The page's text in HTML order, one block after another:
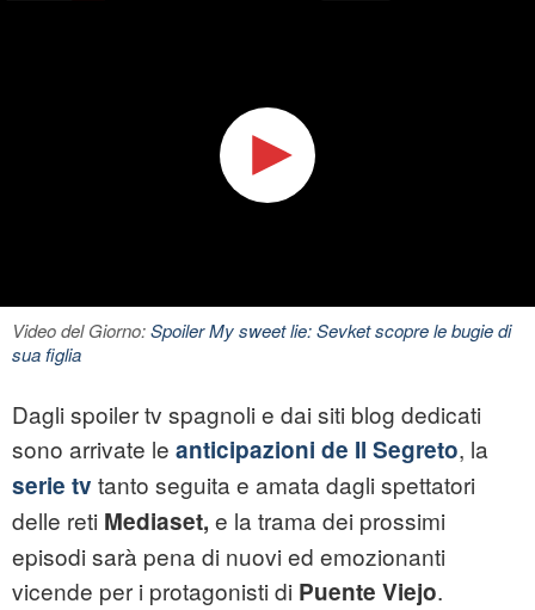
Video del Giorno:Spoiler My sweet lie: Sevket scopre le bugie di
sua figlia
Dagli spoiler tv spagnoli e dai siti blog dedicati
sono arrivate le anticipazioni de Il Segreto, la
serie tv tanto seguita e amata dagli spettatori
delle reti Mediaset, e la trama dei prossimi
episodi sarà pena di nuovi ed emozionanti
vicende per i protagonisti di Puente Viejo.